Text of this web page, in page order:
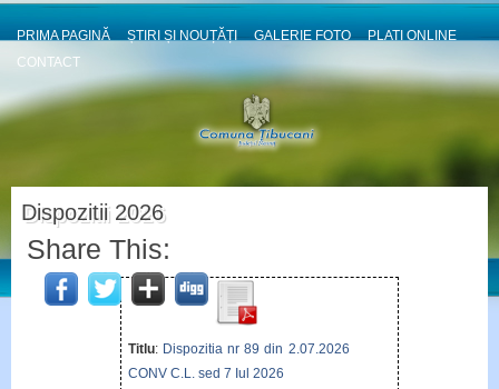
PRIMA PAGINĂ ȘTIRI ȘI NOUȚĂȚI GALERIE FOTO
PLATI ONLINE
CONTACT
Dispozitii 2026
Share This:
Titlu: Dispozitia nr 89 din 2.07.2026
CONV C.L. sed 7 Iul 2026